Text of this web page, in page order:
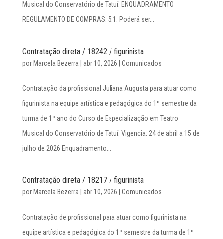
Musical do Conservatório de Tatuí. ENQUADRAMENTO
REGULAMENTO DE COMPRAS: 5.1. Poderá ser...
Contratação direta / 18242 / figurinista
por Marcela Bezerra abr 10, 2026 Comunicados
Contratação da profissional Juliana Augusta para atuar como
figurinista na equipe artística e pedagógica do 1º semestre da
turma de 1º ano do Curso de Especialização em Teatro
Musical do Conservatório de Tatuí. Vigencia: 24 de abril a 15 de
julho de 2026 Enquadramento...
Contratação direta / 18217 / figurinista
por Marcela Bezerra abr 10, 2026 Comunicados
Contratação de profissional para atuar como figurinista na
equipe artística e pedagógica do 1º semestre da turma de 1º